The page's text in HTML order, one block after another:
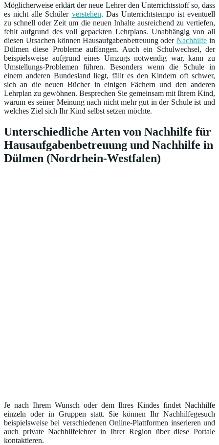
Möglicherweise erklärt der neue Lehrer den Unterrichtsstoff so, dass
es nicht alle Schüler verstehen. Das Unterrichtstempo ist eventuell
zu schnell oder Zeit um die neuen Inhalte ausreichend zu vertiefen,
fehlt aufgrund des voll gepackten Lehrplans. Unabhängig von all
diesen Ursachen können Hausaufgabenbetreuung oderNachhilfe in
Dülmen diese Probleme auffangen. Auch ein Schulwechsel, der
beispielsweise aufgrund eines Umzugs notwendig war, kann zu
Umstellungs-Problemen führen. Besonders wenn die Schule in
einem anderen Bundesland liegt, fällt es den Kindern oft schwer,
sich an die neuen Bücher in einigen Fächern und den anderen
Lehrplan zu gewöhnen. Besprechen Sie gemeinsam mit Ihrem Kind,
warum es seiner Meinung nach nicht mehr gut in der Schule ist und
welches Ziel sich Ihr Kind selbst setzen möchte.
Unterschiedliche Arten von Nachhilfe für
Hausaufgabenbetreuung und Nachhilfe in
Dülmen (Nordrhein-Westfalen)
Je nach Ihrem Wunsch oder dem Ihres Kindes findet Nachhilfe
einzeln oder in Gruppen statt. Sie können Ihr Nachhilfegesuch
beispielsweise bei verschiedenen Online-Plattformen inserieren und
auch private Nachhilfelehrer in Ihrer Region über diese Portale
kontaktieren.